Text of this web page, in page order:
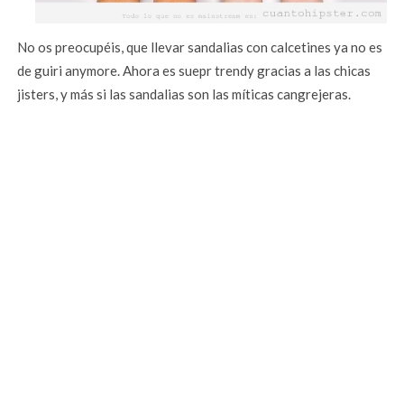
No os preocupéis, que llevar sandalias con calcetines ya no es
de guiri anymore. Ahora es suepr trendy gracias a las chicas
jisters, y más si las sandalias son las míticas cangrejeras.